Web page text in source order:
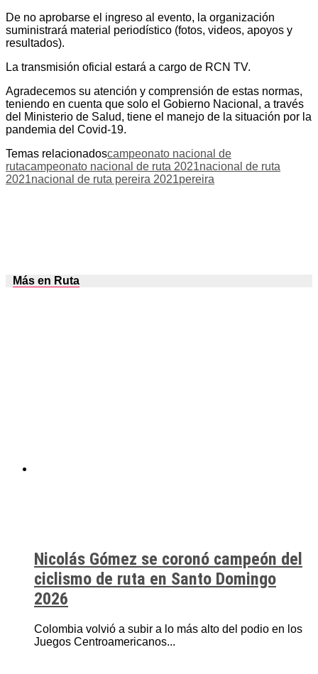
De no aprobarse el ingreso al evento, la organización
suministrará material periodístico (fotos, videos, apoyos y
resultados).
La transmisión oficial estará a cargo de RCN TV.
Agradecemos su atención y comprensión de estas normas,
teniendo en cuenta que solo el Gobierno Nacional, a través
del Ministerio de Salud, tiene el manejo de la situación por la
pandemia del Covid-19.
Temas relacionadoscampeonato nacional de
rutacampeonato nacional de ruta 2021nacional de ruta
2021nacional de ruta pereira 2021pereira
Más en Ruta
Nicolás Gómez se coronó campeón del
ciclismo de ruta en Santo Domingo
2026
Colombia volvió a subir a lo más alto del podio en los
Juegos Centroamericanos...